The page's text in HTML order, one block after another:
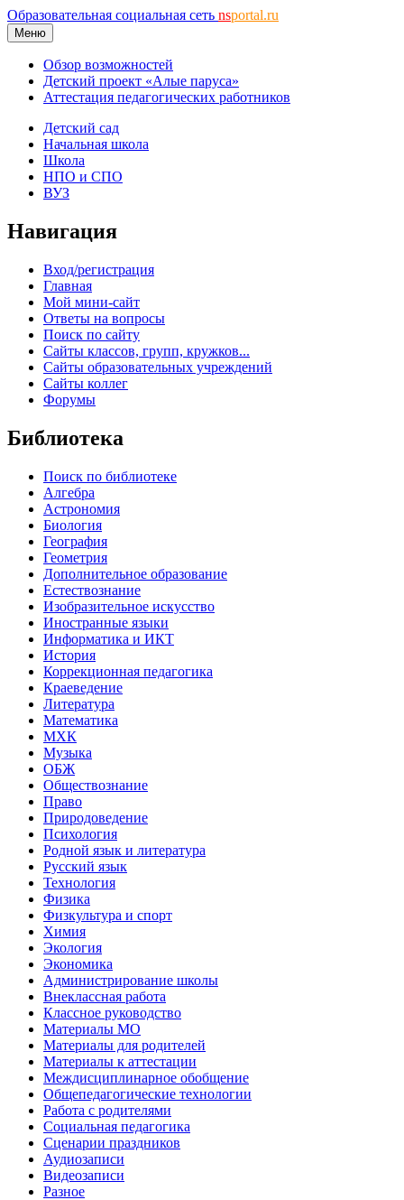
Образовательная социальная сеть nsportal.ru
Меню
Обзор возможностей
Детский проект «Алые паруса»
Аттестация педагогических работников
Детский сад
Начальная школа
Школа
НПО и СПО
ВУЗ
Навигация
Вход/регистрация
Главная
Мой мини-сайт
Ответы на вопросы
Поиск по сайту
Сайты классов, групп, кружков...
Сайты образовательных учреждений
Сайты коллег
Форумы
Библиотека
Поиск по библиотеке
Алгебра
Астрономия
Биология
География
Геометрия
Дополнительное образование
Естествознание
Изобразительное искусство
Иностранные языки
Информатика и ИКТ
История
Коррекционная педагогика
Краеведение
Литература
Математика
МХК
Музыка
ОБЖ
Обществознание
Право
Природоведение
Психология
Родной язык и литература
Русский язык
Технология
Физика
Физкультура и спорт
Химия
Экология
Экономика
Администрирование школы
Внеклассная работа
Классное руководство
Материалы МО
Материалы для родителей
Материалы к аттестации
Междисциплинарное обобщение
Общепедагогические технологии
Работа с родителями
Социальная педагогика
Сценарии праздников
Аудиозаписи
Видеозаписи
Разное